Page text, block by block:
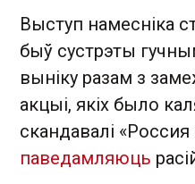
Выступ намесніка
быў сустрэты
выніку разам з
акцыі, якіх было
скандавалі
паведамляюць